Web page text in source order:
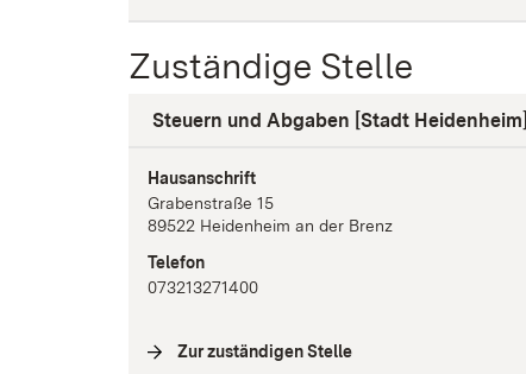
Zuständige Stelle
Steuern und Abgaben [Stadt Heidenheim]
Hausanschrift
Grabenstraße 15
89522 Heidenheim an der Brenz
Telefon
073213271400
Zur zuständigen Stelle